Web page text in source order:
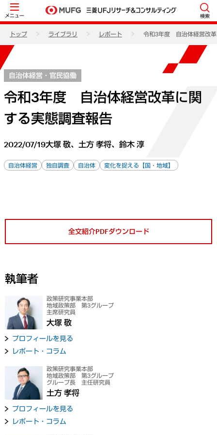
メニュー 検索
トップ ライブラリ レポート 令和3年度 自治体経営改革
自治体経営・官民協働
令和3年度 自治体経営改革に関
する実態調査報告
2022/07/19大塚 敬、土方 孝将、鈴木 淳
自治体経営 独自調査 自治体 変化を捉える【国・地域】
全文紹介PDFダウンロード
執筆者
政策研究事業本部
地域政策部 第3グループ
主席研究員
大塚 敬
プロフィールを見る
レポート・コラム
政策研究事業本部
地域政策部 第3グループ
グループ長 主任研究員
土方 孝将
プロフィールを見る
レポート・コラム